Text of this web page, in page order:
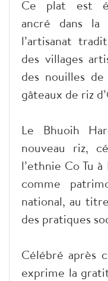
Ce plat est
ancré dans
l’artisanat
des villages
des nouilles
gâteaux de riz
Le Bhuoih
nouveau riz,
l’ethnie Co Tu
comme
national, au
des pratiques
Célébré après
exprime la